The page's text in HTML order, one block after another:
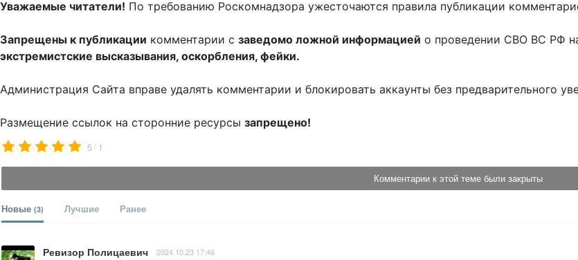
Уважаемые читатели! По требованию Роскомнадзора ужесточаются правила публикации
Запрещены к публикации комментарии с заведомо ложной информацией о проведении СВО ВС РФ
экстремистские высказывания, оскорбления, фейки.
Администрация Сайта вправе удалять комментарии и блокировать аккаунты без предварительного
Размещение ссылок на сторонние ресурсы запрещено!
5 / 1
Комментарии к этой теме были закрыты
Новые (3) Лучшие Ранее
Ревизор Полицаевич 2024.10.23 17:46